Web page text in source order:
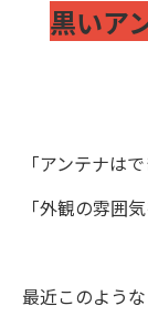
黒いア
「アンテナは
「外観の雰囲
最近このような